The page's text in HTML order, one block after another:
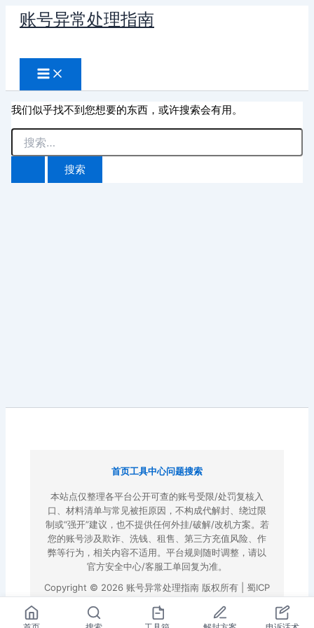
账号异常处理指南
索
我们似乎找不到您想要的东西，或许搜索会有用。
搜
索：
首页工具中心问题搜索
本站点仅整理各平台公开可查的账号受限/处罚复核入
口、材料清单与常见被拒原因，不构成代解封、绕过限
制或“强开”建议，也不提供任何外挂/破解/改机方案。若
您的账号涉及欺诈、洗钱、租售、第三方充值风险、作
弊等行为，相关内容不适用。平台规则随时调整，请以
官方安全中心/客服工单回复为准。
Copyright © 2026 账号异常处理指南 版权所有 | 蜀ICP